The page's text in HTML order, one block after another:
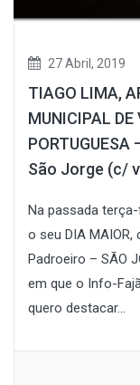
27 Abril, 2019
TIAGO LIMA,
MUNICIPAL
São Jorge (c/
Na passada
o seu DIA
Padroeiro – SÃO
em que o Info-
quero destacar...